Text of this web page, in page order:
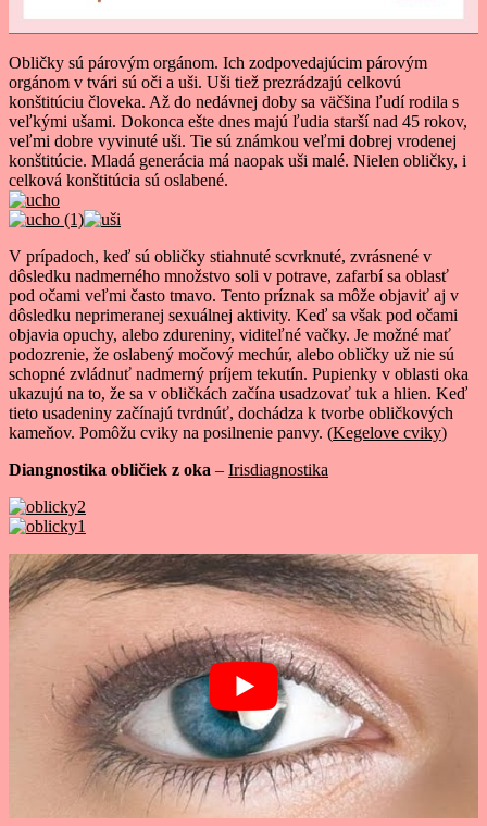
Obličky sú párovým orgánom. Ich zodpovedajúcim párovým
orgánom v tvári sú oči a uši. Uši tiež prezrádzajú celkovú
konštitúciu človeka. Až do nedávnej doby sa väčšina ľudí rodila s
veľkými ušami. Dokonca ešte dnes majú ľudia starší nad 45 rokov,
veľmi dobre vyvinuté uši. Tie sú známkou veľmi dobrej vrodenej
konštitúcie. Mladá generácia má naopak uši malé. Nielen obličky, i
celková konštitúcia sú oslabené.
V prípadoch, keď sú obličky stiahnuté scvrknuté, zvrásnené v
dôsledku nadmerného množstvo soli v potrave, zafarbí sa oblasť
pod očami veľmi často tmavo. Tento príznak sa môže objaviť aj v
dôsledku neprimeranej sexuálnej aktivity. Keď sa však pod očami
objavia opuchy, alebo zdureniny, viditeľné vačky. Je možné mať
podozrenie, že oslabený močový mechúr, alebo obličky už nie sú
schopné zvládnuť nadmerný príjem tekutín. Pupienky v oblasti oka
ukazujú na to, že sa v obličkách začína usadzovať tuk a hlien. Keď
tieto usadeniny začínajú tvrdnúť, dochádza k tvorbe obličkových
kameňov. Pomôžu cviky na posilnenie panvy. (Kegelove cviky)
Diangnostika obličiek z oka – Irisdiagnostika